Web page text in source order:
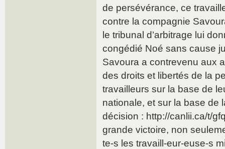
de persévérance, ce
contre la compagnie
le tribunal d’arbitrage lui
congédié Noé sans cause
Savoura a contrevenu aux
des droits et libertés de la
travailleurs sur la base de
nationale, et sur la base de
décision : http://canlii.ca/t/
grande victoire, non
te-s les travaill-eur-euse-s